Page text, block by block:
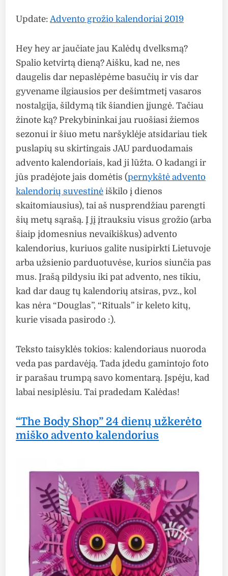
Update:Advento grožio kalendoriai 2019
Hey hey ar jaučiate jau Kalėdų dvelksmą?
Spalio ketvirtą dieną? Aišku, kad ne, nes
daugelis dar nepaslėpėme basučių ir vis dar
gyvename ilgiausios per dešimtmetį vasaros
nostalgija, šildymą tik šiandien įjungė. Tačiau
žinote ką? Prekybininkai jau ruošiasi žiemos
sezonui ir šiuo metu naršyklėje atsidariau tiek
puslapių su skirtingais JAU parduodamais
advento kalendoriais, kad ji lūžta. O kadangi ir
jūs pradėjote jais domėtis (pernykštė advento
kalendorių suvestinė iškilo į dienos
skaitomiausius), tai aš nusprendžiau parengti
šių metų sąrašą. Į jį įtrauksiu visus grožio (arba
šiaip įdomesnius nevaikiškus) advento
kalendorius, kuriuos galite nusipirkti Lietuvoje
arba užsienio parduotuvėse, kurios siunčia pas
mus. Įrašą pildysiu iki pat advento, nes tikiu,
kad dar daug tų kalendorių atsiras, pvz., kol
kas nėra “Douglas”, “Rituals” ir keleto kitų,
kurie visada pasirodo :).
Teksto taisyklės tokios: kalendoriaus nuoroda
veda pas pardavėją. Tada įdedu gamintojo foto
ir parašau trumpą savo komentarą. Įspėju, kad
labai nesiplėsiu. Tai pradedam Kalėdas!
“The Body Shop” 24 dienų užkerėto
miško advento kalendorius